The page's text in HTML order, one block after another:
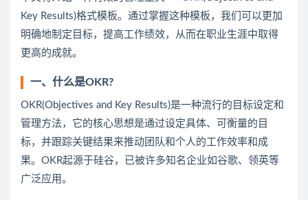
Key Results)格式模板。通过掌握这种模板，我们可以更加
明确地制定目标，提高工作绩效，从而在职业生涯中取得
更高的成就。
一、什么是OKR?
OKR(Objectives and Key Results)是一种流行的目标设定和
管理方法，它的核心思想是通过设定具体、可衡量的目
标，并跟踪关键结果来推动团队和个人的工作效率和成
果。OKR起源于硅谷，已被许多知名企业如谷歌、领英等
广泛应用。